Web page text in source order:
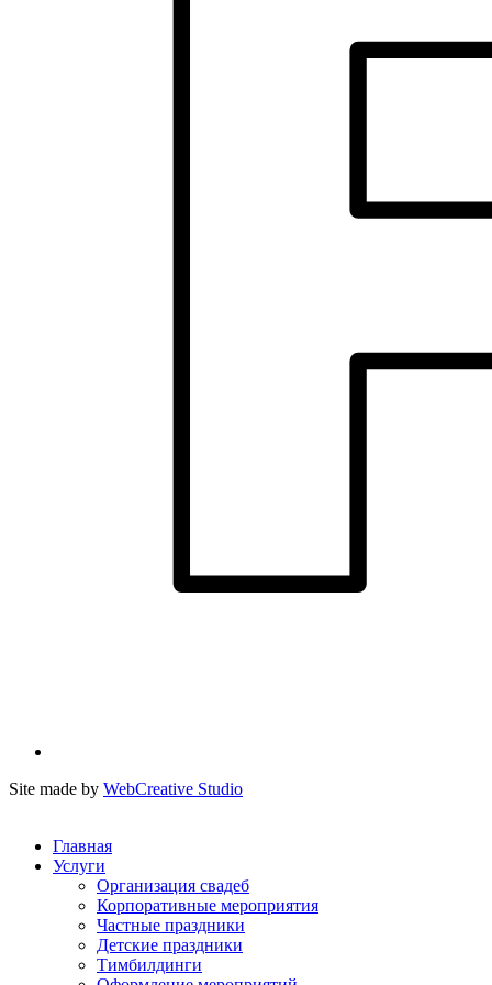
Site made by WebCreative Studio
Главная
Услуги
Организация свадеб
Корпоративные мероприятия
Частные праздники
Детские праздники
Тимбилдинги